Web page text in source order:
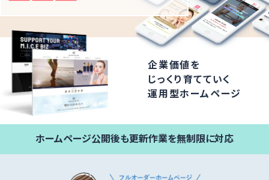
企業価値を
じっくり育てていく
運用型ホームページ
ホームページ公開後も更新作業を無制限に対応